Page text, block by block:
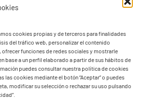
cookies propias y de terceros para finalidades
del tráfico web, personalizar el contenido
ofrecer funciones de redes sociales y mostrarle
base a un perfil elaborado a partir de sus hábitos de
puedes consultar nuestra política de cookies
las cookies mediante el botón “Aceptar” o puedes
modificar su selección o rechazar su uso pulsando
1